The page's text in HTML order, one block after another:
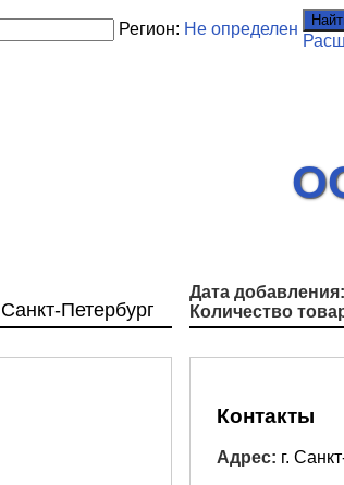
Регион: Не определен
Санкт-Петербург
Дата добавления:
Количество
Контакты
Адрес: г.